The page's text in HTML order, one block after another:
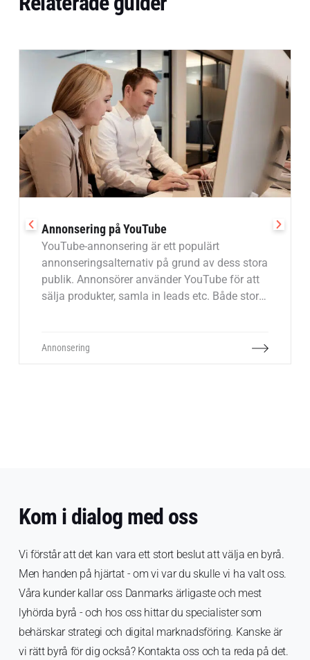
Annonsering på YouTube
YouTube-annonsering är ett populärt
annonseringsalternativ på grund av dess stora
publik. Annonsörer använder YouTube för att
sälja produkter, samla in leads etc. Både stora
kan kategoriseras som push-marknadsföring
Annonsering
Kom i dialog med oss
Vi förstår att det kan vara ett stort beslut att välja en byrå.
Men handen på hjärtat - om vi var du skulle vi ha valt oss.
Våra kunder kallar oss Danmarks ärligaste och mest
lyhörda byrå - och hos oss hittar du specialister som
behärskar strategi och digital marknadsföring. Kanske är
vi rätt byrå för dig också? Kontakta oss och ta reda på det.